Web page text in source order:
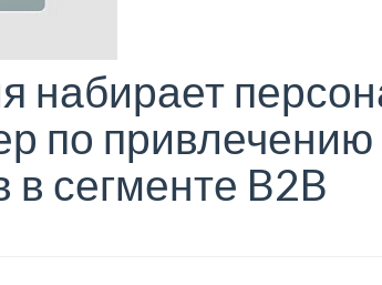
набирает
по привлечению
в сегменте B2B